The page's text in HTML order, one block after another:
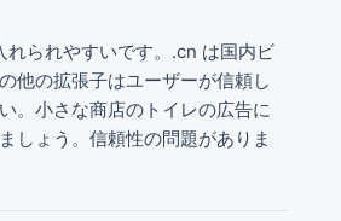
れられやすいです。.cn は国内ビ
他の拡張子はユーザーが信頼し
。小さな商店のトイレの広告に
しょう。信頼性の問題がありま